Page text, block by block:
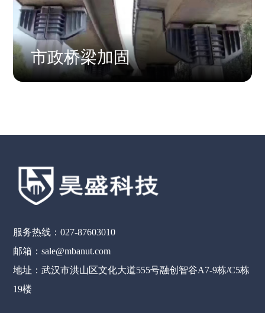
市政桥梁加固
服务热线：027-87603010
邮箱：sale@mbanut.com
地址：武汉市洪山区文化大道555号融创智谷A7-9栋/C5栋
19楼